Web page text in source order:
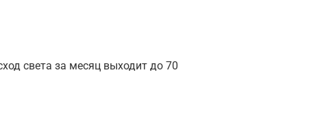
света за месяц выходит до 70